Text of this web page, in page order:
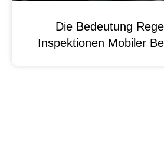
Die Bedeutung
Inspektionen Mobiler